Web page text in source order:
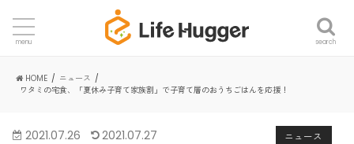
search
menu
HOME
ニュース
ワタミの宅食、「夏休み子育て家族割」で子育て層のおうちごはんを応援！
ニュース
2021.07.26 2021.07.27